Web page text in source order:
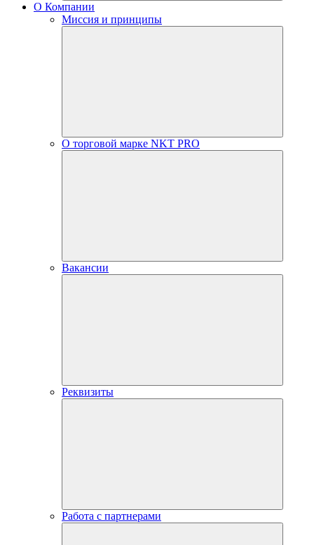
О Компании
Миссия и принципы
О торговой марке NKT PRO
Вакансии
Реквизиты
Работа с партнерами